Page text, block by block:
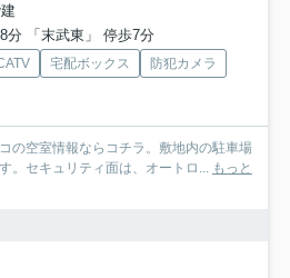
分 「末武東」 停歩7分
宅配ボックス
防犯カメラ
の空室情報ならコチラ。敷地内の駐車場
。セキュリティ面は、オートロ...
もっと